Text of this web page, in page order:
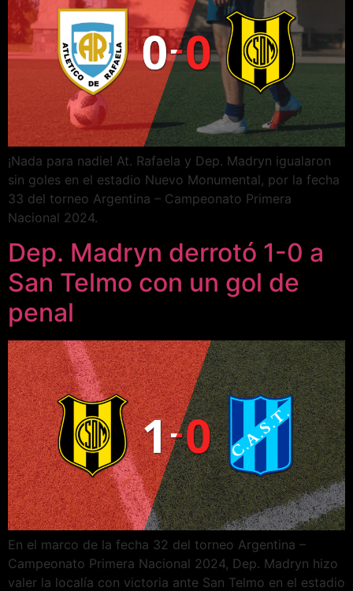
¡Nada para nadie! At. Rafaela y Dep. Madryn igualaron
sin goles en el estadio Nuevo Monumental, por la fecha
33 del torneo Argentina – Campeonato Primera
Nacional 2024.
Dep. Madryn derrotó 1-0 a
San Telmo con un gol de
penal
En el marco de la fecha 32 del torneo Argentina –
Campeonato Primera Nacional 2024, Dep. Madryn hizo
valer la localía con victoria ante San Telmo en el estadio